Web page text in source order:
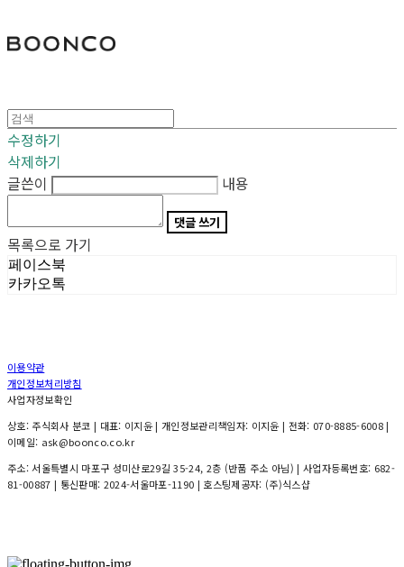
수정하기
삭제하기
글쓴이
내용
댓글 쓰기
목록으로 가기
페이스북
카카오톡
이용약관
개인정보처리방침
사업자정보확인
상호: 주식회사 분코 | 대표: 이지윤 | 개인정보관리책임자: 이지윤 | 전화: 070-8885-6008 |
이메일: ask@boonco.co.kr
주소: 서울특별시 마포구 성미산로29길 35-24, 2층 (반품 주소 아님) | 사업자등록번호: 682-
81-00887 | 통신판매: 2024-서울마포-1190 | 호스팅제공자: (주)식스샵